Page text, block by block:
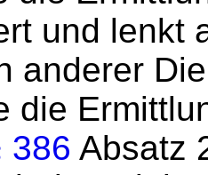
und lenkt
anderer
die
386 Absatz